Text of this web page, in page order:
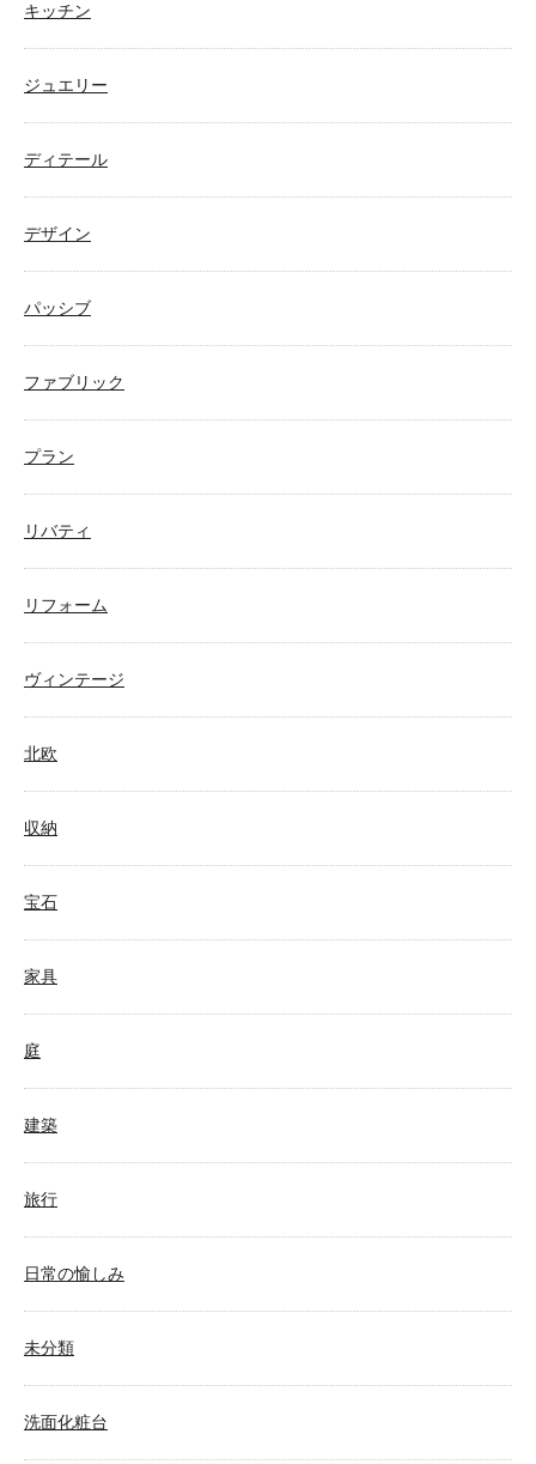
キッチン
ジュエリー
ディテール
デザイン
パッシブ
ファブリック
プラン
リバティ
リフォーム
ヴィンテージ
北欧
収納
宝石
家具
庭
建築
旅行
日常の愉しみ
未分類
洗面化粧台